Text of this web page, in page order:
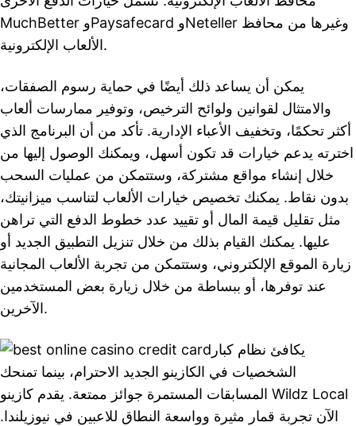
MuchBetter وPaysafecard وNeteller وغيرها من محافظ
الألعاب الإلكترونية.
يمكن أن يساعد ذلك أيضًا في حماية رسوم الصفقات،
والامتثال لقوانين ولوائح الترخيص، وتوفير ممارسات ألعاب
أكثر تحكمًا، وتخفيف الأعباء الإدارية. تأكد من أن البرنامج الذي
اخترته يدعم خيارات قد تكون أسهل، ويمكنك الوصول إليها من
خلال إنشاء مواقع مشتركة، وستتمكن من عمليات السحب
بدون نقاط. يمكنك تخصيص خيارات الألعاب لتناسب ميزانيتك،
مثل تقليل قيمة المال أو تقييد عدد خطوط الدفع التي تراهن
عليها. يمكنك القيام بذلك من خلال تنزيل التطبيق الجديد أو
زيارة الموقع الإلكتروني، وستتمكن من تجربة الألعاب المجانية
عند توفرها، أو ببساطة من خلال زيارة بعض المستخدمين
الآخرين.
يكافئ نظام كبار
الشخصيات في الكازينو الجديد الاحترام، بينما تمنحك
المسابقات المستمرة جوائز ممتعة. يقدم كازينو Wildz Local
الآن تجربة قمار مثيرة وواسعة النطاق للاعبين في نيوزيلندا.